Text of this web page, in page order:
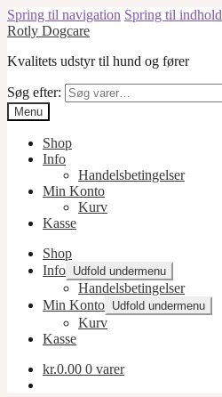
Spring til navigation Spring til indhold
Rotly Dogcare
Kvalitets udstyr til hund og fører
Søg efter:
Menu
Shop
Info
Handelsbetingelser
Min Konto
Kurv
Kasse
Shop
Info Udfold undermenu
Handelsbetingelser
Min Konto Udfold undermenu
Kurv
Kasse
kr.0.00 0 varer